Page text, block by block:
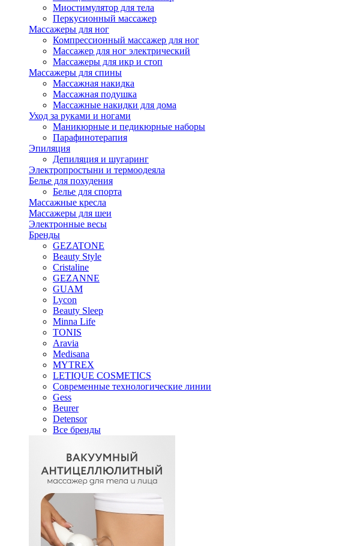
Миостимулятор для тела
Перкусионный массажер
Массажеры для ног
Компрессионный массажер для ног
Массажер для ног электрический
Массажеры для икр и стоп
Массажеры для спины
Массажная накидка
Массажная подушка
Массажные накидки для дома
Уход за руками и ногами
Маникюрные и педикюрные наборы
Парафинотерапия
Эпиляция
Депиляция и шугаринг
Электропростыни и термоодеяла
Белье для похудения
Белье для спорта
Массажные кресла
Массажеры для шеи
Электронные весы
Бренды
GEZATONE
Beauty Style
Cristaline
GEZANNE
GUAM
Lycon
Beauty Sleep
Minna Life
TONIS
Aravia
Medisana
MYTREX
LETIQUE COSMETICS
Современные технологические линии
Gess
Beurer
Detensor
Все бренды